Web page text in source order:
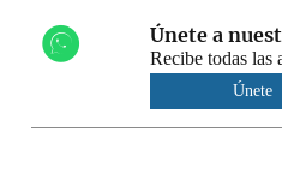
Únete a
Recibe todas las
Únete